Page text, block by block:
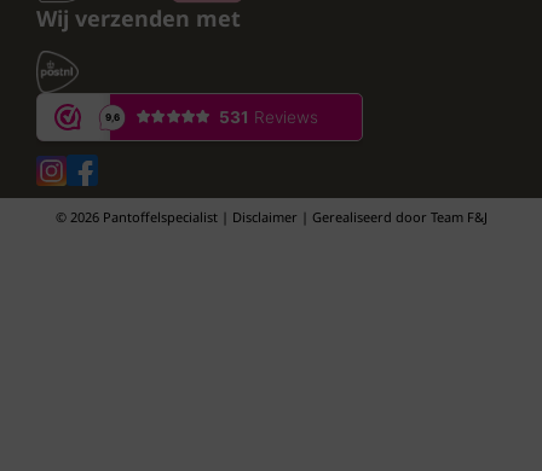
Wij verzenden met
© 2026 Pantoffelspecialist | Disclaimer | Gerealiseerd door Team F&J